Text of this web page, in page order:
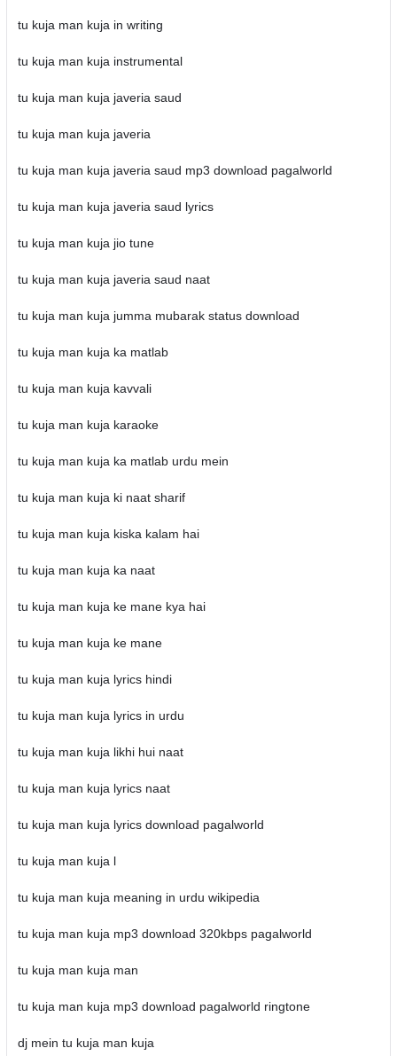
tu kuja man kuja in writing
tu kuja man kuja instrumental
tu kuja man kuja javeria saud
tu kuja man kuja javeria
tu kuja man kuja javeria saud mp3 download pagalworld
tu kuja man kuja javeria saud lyrics
tu kuja man kuja jio tune
tu kuja man kuja javeria saud naat
tu kuja man kuja jumma mubarak status download
tu kuja man kuja ka matlab
tu kuja man kuja kavvali
tu kuja man kuja karaoke
tu kuja man kuja ka matlab urdu mein
tu kuja man kuja ki naat sharif
tu kuja man kuja kiska kalam hai
tu kuja man kuja ka naat
tu kuja man kuja ke mane kya hai
tu kuja man kuja ke mane
tu kuja man kuja lyrics hindi
tu kuja man kuja lyrics in urdu
tu kuja man kuja likhi hui naat
tu kuja man kuja lyrics naat
tu kuja man kuja lyrics download pagalworld
tu kuja man kuja l
tu kuja man kuja meaning in urdu wikipedia
tu kuja man kuja mp3 download 320kbps pagalworld
tu kuja man kuja man
tu kuja man kuja mp3 download pagalworld ringtone
dj mein tu kuja man kuja